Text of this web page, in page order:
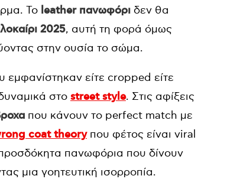
To leather πανωφόρι δεν θα
2025, αυτή τη φορά όμως
στην ουσία το σώμα.
εμφανίστηκαν είτε cropped είτε
στο street style. Στις αφίξεις
που κάνουν το perfect match με
coat theoryπου φέτος είναι viral
πανωφόρια που δίνουν
μια γοητευτική ισορροπία.